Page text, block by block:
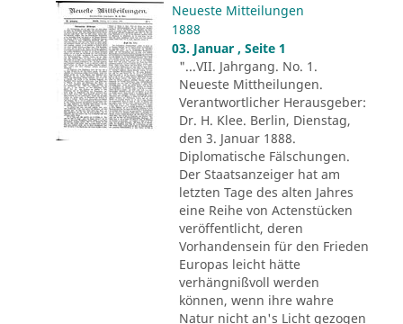
Neueste Mitteilungen
1888
03. Januar , Seite 1
"...VII. Jahrgang. No. 1.
Neueste Mittheilungen.
Verantwortlicher Herausgeber:
Dr. H. Klee. Berlin, Dienstag,
den 3. Januar 1888.
Diplomatische Fälschungen.
Der Staatsanzeiger hat am
letzten Tage des alten Jahres
eine Reihe von Actenstücken
veröffentlicht, deren
Vorhandensein für den Frieden
Europas leicht hätte
verhängnißvoll werden
können, wenn ihre wahre
Natur nicht an's Licht gezogen